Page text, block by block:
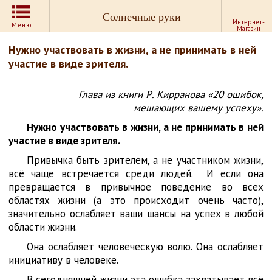
Меню
Солнечные руки Интернет-
Магазин
Нужно участвовать в жизни, а не принимать в ней
участие в виде зрителя.
Глава из книги Р. Кирранова «20 ошибок,
мешающих вашему успеху».
Нужно участвовать в жизни, а не принимать в ней
участие в виде зрителя.
Привычка быть зрителем, а не участником жизни,
всё чаще встречается среди людей. И если она
превращается в привычное поведение во всех
областях жизни (а это происходит очень часто),
значительно ослабляет ваши шансы на успех в любой
области жизни.
Она ослабляет человеческую волю. Она ослабляет
инициативу в человеке.